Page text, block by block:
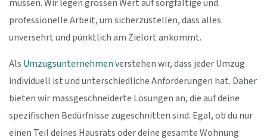
müssen. Wir legen grossen Wert auf sorgfältige und
professionelle Arbeit, um sicherzustellen, dass alles
unversehrt und pünktlich am Zielort ankommt.
Als Umzugsunternehmenverstehen wir, dass jeder Umzug
individuell ist und unterschiedliche Anforderungen hat. Daher
bieten wir massgeschneiderte Lösungen an, die auf deine
spezifischen Bedürfnisse zugeschnitten sind. Egal, ob du nur
einen Teil deines Hausrats oder deine gesamte Wohnung